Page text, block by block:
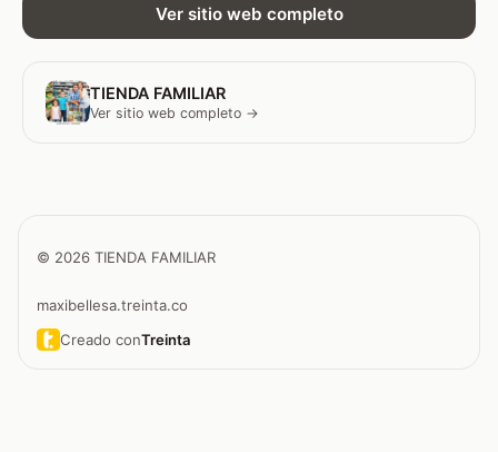
Ver sitio web completo
TIENDA FAMILIAR
Ver sitio web completo →
© 2026 TIENDA FAMILIAR
maxibellesa.treinta.co
Creado conTreinta